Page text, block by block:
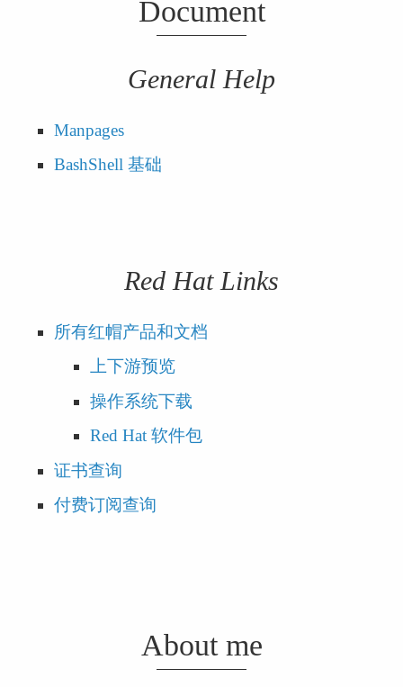
Document
General Help
Manpages
BashShell 基础
Red Hat Links
所有红帽产品和文档
上下游预览
操作系统下载
Red Hat 软件包
证书查询
付费订阅查询
About me